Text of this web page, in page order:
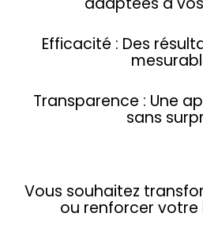
Efficacité : Des
Transparence : Une
sans
Vous souhaitez
ou renforcer votre